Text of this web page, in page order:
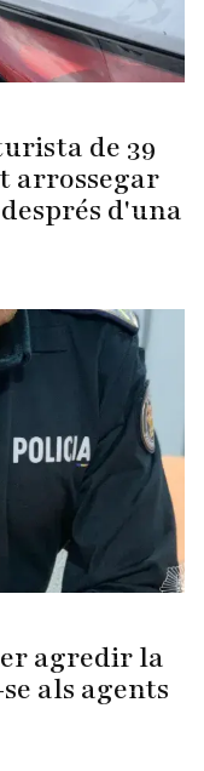
de 39
arrossegar
d'una
agredir la
als agents